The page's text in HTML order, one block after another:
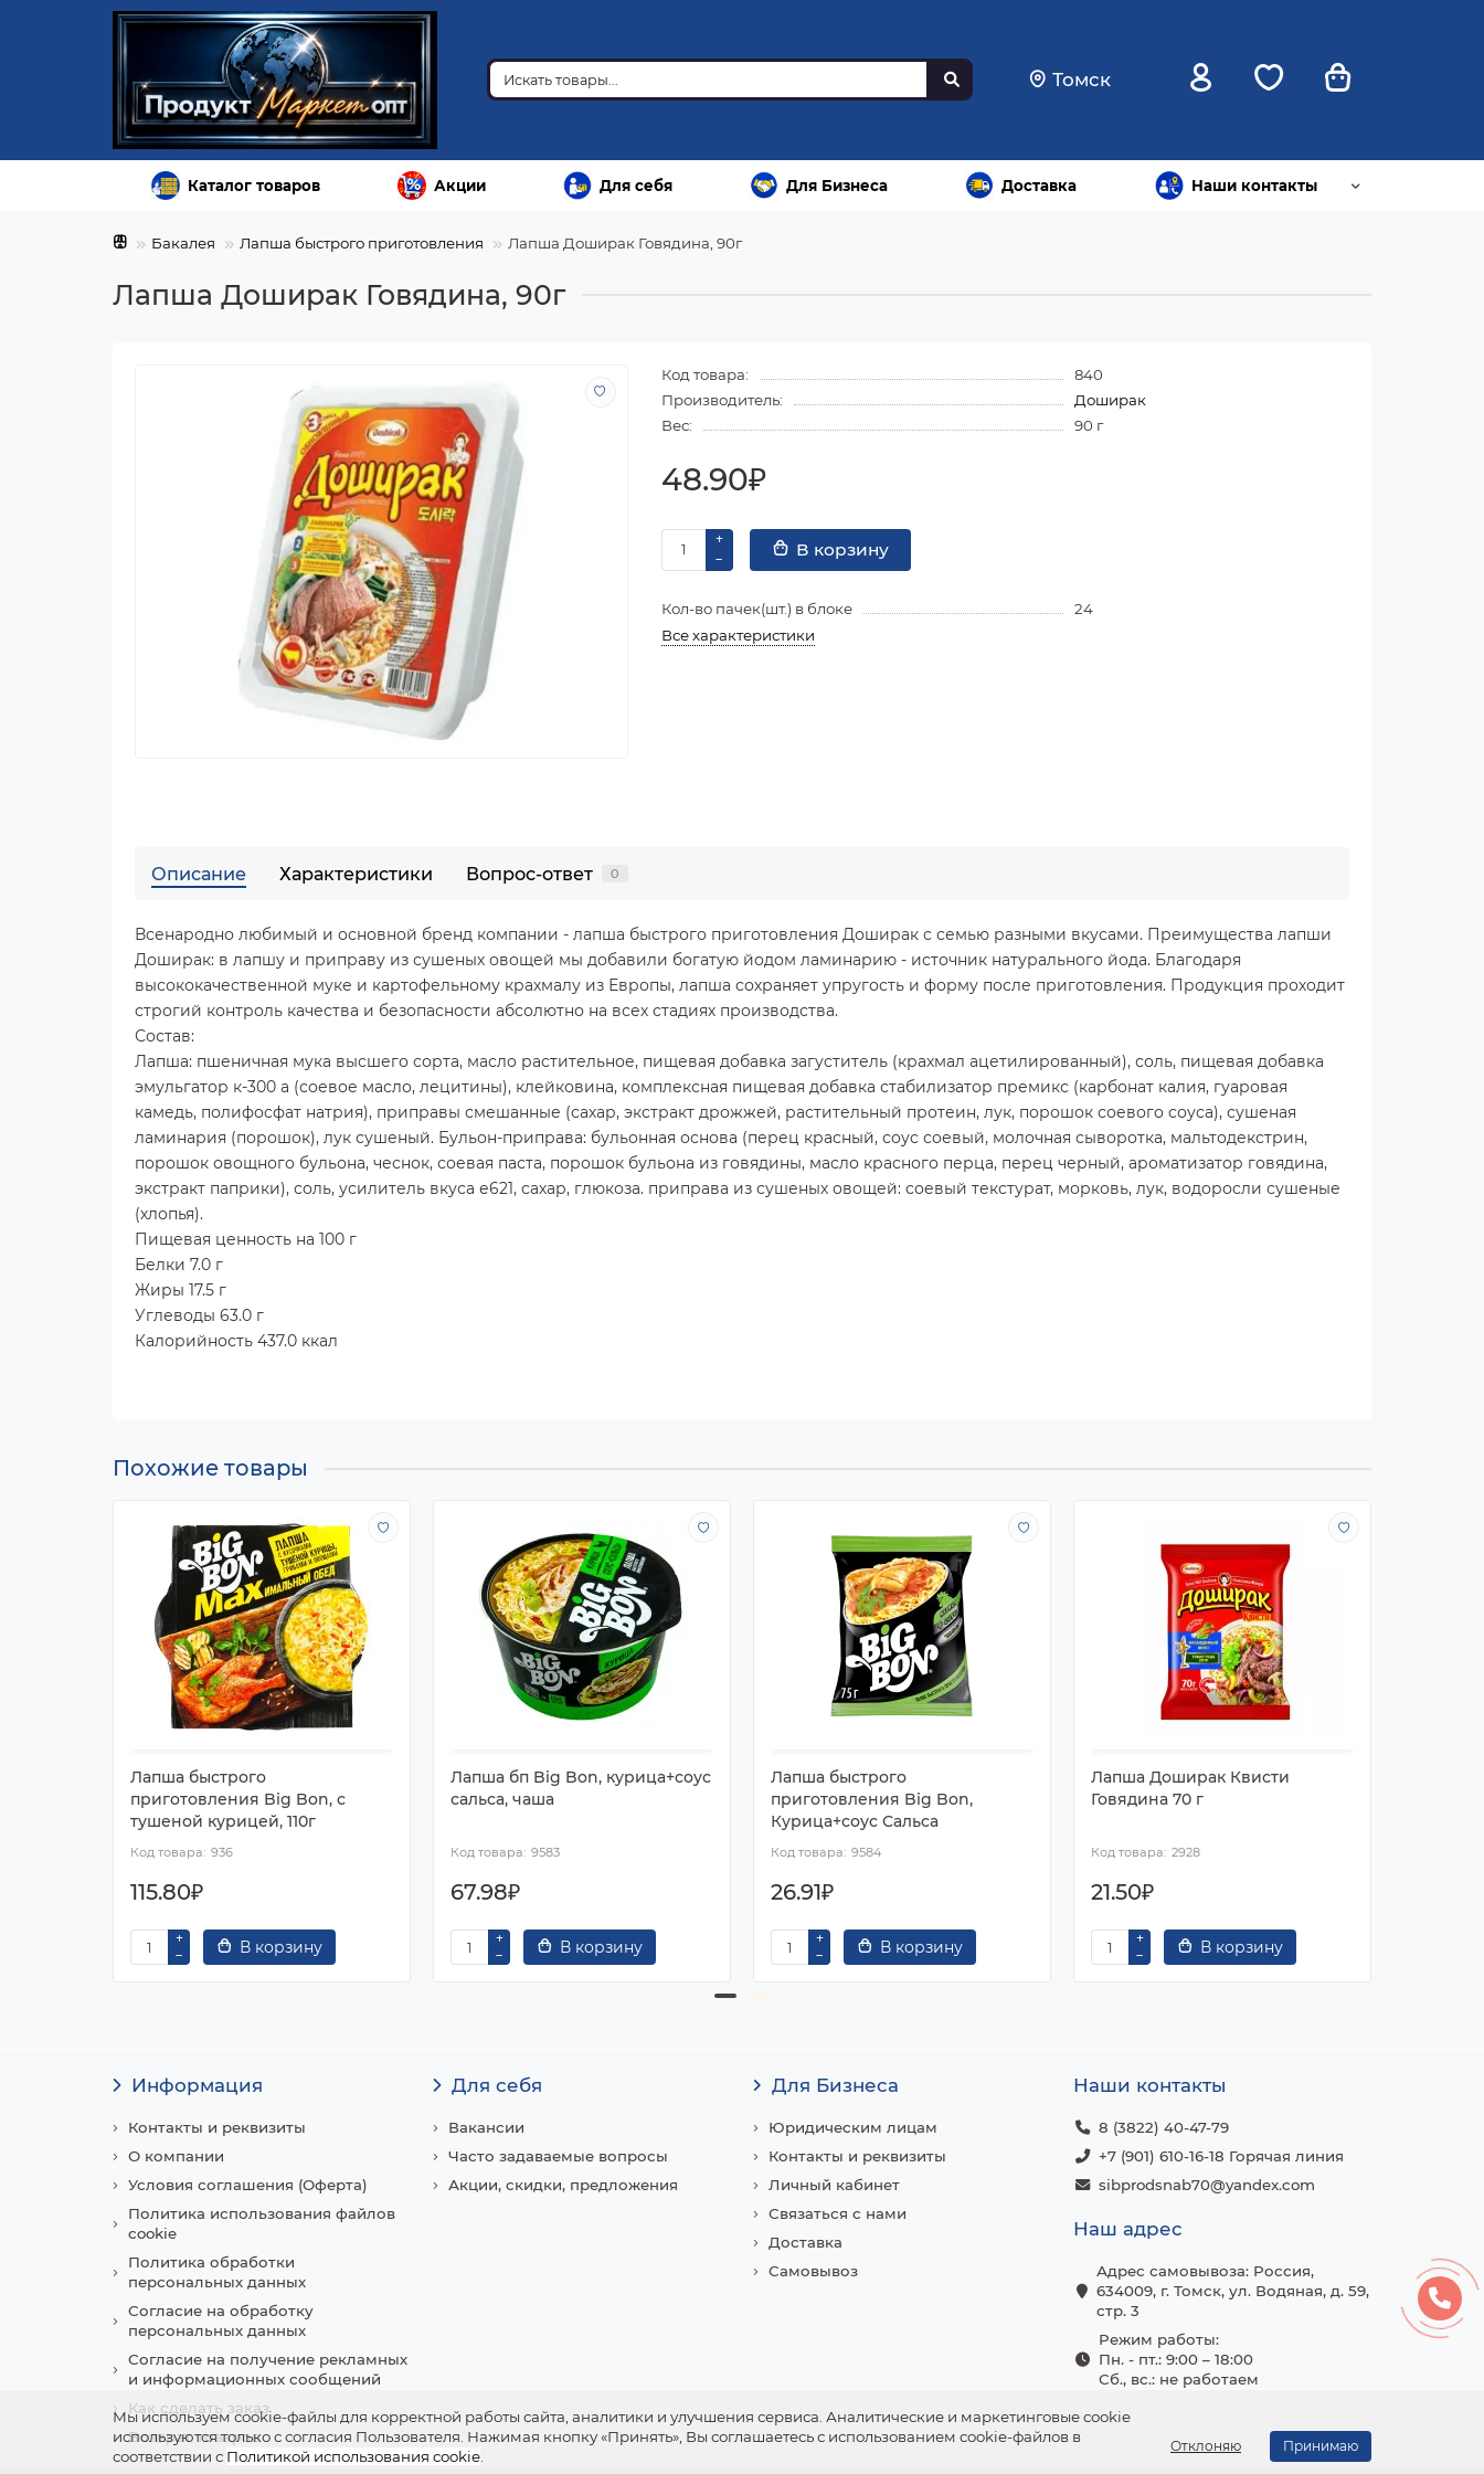
Томск
Каталог товаров Акции Для себя Для Бизнеса Доставка Наши контакты
Бакалея Лапша быстрого приготовления Лапша Доширак Говядина, 90г
Лапша Доширак Говядина, 90г
Код товара:
840
Производитель:
Доширак
Вес:
90 г
48.90₽
В корзину
Кол-во пачек(шт.) в блоке
24
Все характеристики
Описание Характеристики Вопрос-ответ 0
Всенародно любимый и основной бренд компании - лапша быстрого приготовления Доширак с семью разными вкусами. Преимущества лапши
Доширак: в лапшу и приправу из сушеных овощей мы добавили богатую йодом ламинарию - источник натурального йода. Благодаря
высококачественной муке и картофельному крахмалу из Европы, лапша сохраняет упругость и форму после приготовления. Продукция проходит
строгий контроль качества и безопасности абсолютно на всех стадиях производства.
Состав:
Лапша: пшеничная мука высшего сорта, масло растительное, пищевая добавка загуститель (крахмал ацетилированный), соль, пищевая добавка
эмульгатор к-300 а (соевое масло, лецитины), клейковина, комплексная пищевая добавка стабилизатор премикс (карбонат калия, гуаровая
камедь, полифосфат натрия), приправы смешанные (сахар, экстракт дрожжей, растительный протеин, лук, порошок соевого соуса), сушеная
ламинария (порошок), лук сушеный. Бульон-приправа: бульонная основа (перец красный, соус соевый, молочная сыворотка, мальтодекстрин,
порошок овощного бульона, чеснок, соевая паста, порошок бульона из говядины, масло красного перца, перец черный, ароматизатор говядина,
экстракт паприки), соль, усилитель вкуса е621, сахар, глюкоза. приправа из сушеных овощей: соевый текстурат, морковь, лук, водоросли сушеные
(хлопья).
Пищевая ценность на 100 г
Белки 7.0 г
Жиры 17.5 г
Углеводы 63.0 г
Калорийность 437.0 ккал
Похожие товары
Лапша быстрого
приготовления Big Bon, с
тушеной курицей, 110г
936
115.80₽
В корзину
Лапша бп Big Bon, курица+соус
сальса, чаша
9583
67.98₽
В корзину
Лапша быстрого
приготовления Big Bon,
Курица+соус Сальса
9584
26.91₽
В корзину
Лапша Доширак Квисти
Говядина 70 г
2928
21.50₽
В корзину
Мы используем cookie-файлы для корректной работы сайта, аналитики и улучшения сервиса. Аналитические и маркетинговые cookie
используются только с согласия Пользователя. Нажимая кнопку «Принять», Вы соглашаетесь с использованием cookie-файлов в
соответствии с Политикой использования cookie
Отклоняю Принимаю
Информация
Контакты и реквизиты
О компании
Условия соглашения (Оферта)
Политика использования файлов
cookie
Политика обработки
персональных данных
Согласие на обработку
персональных данных
Согласие на получение рекламных
и информационных сообщений
Как сделать заказ
Возврат товаров
Для себя
Вакансии
Часто задаваемые вопросы
Акции, скидки, предложения
Для Бизнеса
Юридическим лицам
Контакты и реквизиты
Личный кабинет
Связаться с нами
Доставка
Самовывоз
Наши контакты
8 (3822) 40-47-79
+7 (901) 610-16-18 Горячая линия
sibprodsnab70@yandex.com
Наш адрес
Адрес самовывоза: Россия,
634009, г. Томск, ул. Водяная, д. 59,
стр. 3
Режим работы:
Пн. - пт.: 9:00 – 18:00
Сб., вс.: не работаем